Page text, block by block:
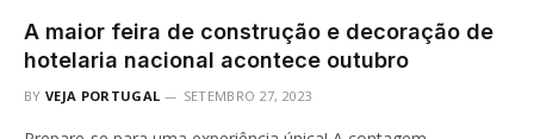
A maior feira de construção e decoração de
hotelaria nacional acontece outubro
BY VEJA PORTUGAL SETEMBRO 27, 2023